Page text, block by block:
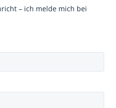
– ich melde mich bei